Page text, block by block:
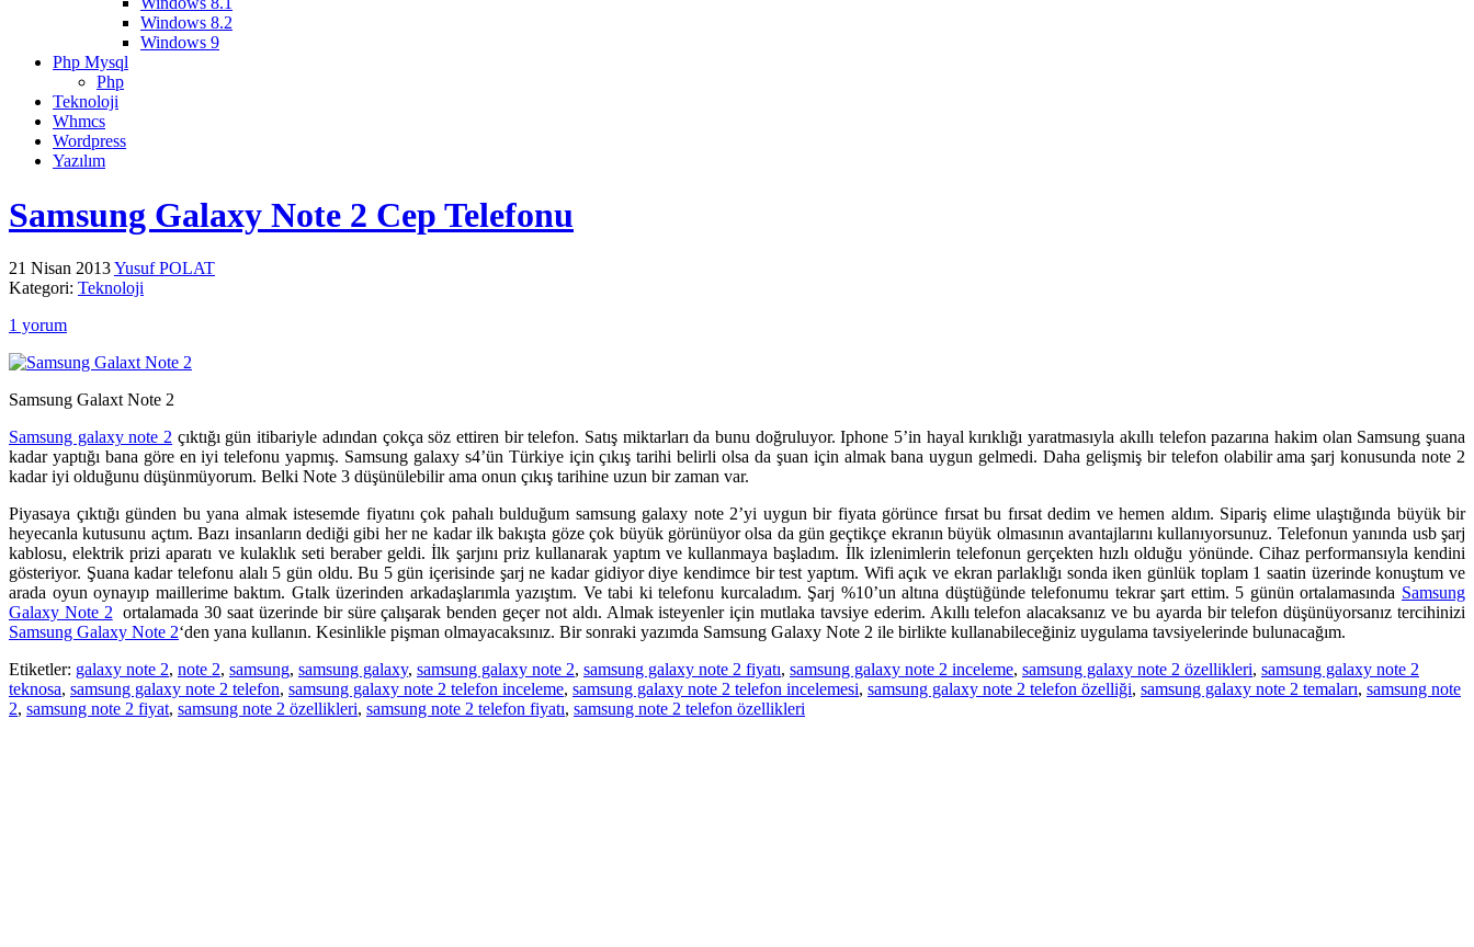
Windows 8.2
Windows 9
Php Mysql
Php
Teknoloji
Whmcs
Wordpress
Yazılım
Samsung Galaxy Note 2 Cep Telefonu
21 Nisan 2013Yusuf POLAT
Kategori: Teknoloji
1 yorum
Samsung Galaxt Note 2
Samsung galaxy note 2 çıktığı gün itibariyle adından çokça söz ettiren bir telefon. Satış miktarları da bunu doğruluyor. Iphone 5’in hayal kırıklığı yaratmasıyla akıllı telefon pazarına hakim olan Samsung şuana
kadar yaptığı bana göre en iyi telefonu yapmış. Samsung galaxy s4’ün Türkiye için çıkış tarihi belirli olsa da şuan için almak bana uygun gelmedi. Daha gelişmiş bir telefon olabilir ama şarj konusunda note 2
kadar iyi olduğunu düşünmüyorum. Belki Note 3 düşünülebilir ama onun çıkış tarihine uzun bir zaman var.
Piyasaya çıktığı günden bu yana almak istesemde fiyatını çok pahalı bulduğum samsung galaxy note 2’yi uygun bir fiyata görünce fırsat bu fırsat dedim ve hemen aldım. Sipariş elime ulaştığında büyük bir
heyecanla kutusunu açtım. Bazı insanların dediği gibi her ne kadar ilk bakışta göze çok büyük görünüyor olsa da gün geçtikçe ekranın büyük olmasının avantajlarını kullanıyorsunuz. Telefonun yanında usb şarj
kablosu, elektrik prizi aparatı ve kulaklık seti beraber geldi. İlk şarjını priz kullanarak yaptım ve kullanmaya başladım. İlk izlenimlerin telefonun gerçekten hızlı olduğu yönünde. Cihaz performansıyla kendini
gösteriyor. Şuana kadar telefonu alalı 5 gün oldu. Bu 5 gün içerisinde şarj ne kadar gidiyor diye kendimce bir test yaptım. Wifi açık ve ekran parlaklığı sonda iken günlük toplam 1 saatin üzerinde konuştum ve
arada oyun oynayıp maillerime baktım. Gtalk üzerinden arkadaşlarımla yazıştım. Ve tabi ki telefonu kurcaladım. Şarj %10’un altına düştüğünde telefonumu tekrar şart ettim. 5 günün ortalamasında Samsung
Galaxy Note 2 ortalamada 30 saat üzerinde bir süre çalışarak benden geçer not aldı. Almak isteyenler için mutlaka tavsiye ederim. Akıllı telefon alacaksanız ve bu ayarda bir telefon düşünüyorsanız tercihinizi
Samsung Galaxy Note 2‘den yana kullanın. Kesinlikle pişman olmayacaksınız. Bir sonraki yazımda Samsung Galaxy Note 2 ile birlikte kullanabileceğiniz uygulama tavsiyelerinde bulunacağım.
Etiketler: galaxy note 2, note 2, samsung, samsung galaxy, samsung galaxy note 2, samsung galaxy note 2 fiyatı, samsung galaxy note 2 inceleme, samsung galaxy note 2 özellikleri, samsung galaxy note 2
teknosa, samsung galaxy note 2 telefon, samsung galaxy note 2 telefon inceleme, samsung galaxy note 2 telefon incelemesi, samsung galaxy note 2 telefon özelliği, samsung galaxy note 2 temaları, samsung note
2, samsung note 2 fiyat, samsung note 2 özellikleri, samsung note 2 telefon fiyatı, samsung note 2 telefon özellikleri